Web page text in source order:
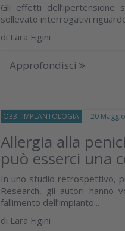
Gli effetti dell’ipertensione
sollevato interrogativi
di Lara Figini
Approfondisci
O33 IMPLANTOLOGIA 20
Allergia alla
può esserci una
In uno studio retrospettivo,
Research, gli autori hanno
fallimento dell’impianto...
di Lara Figini